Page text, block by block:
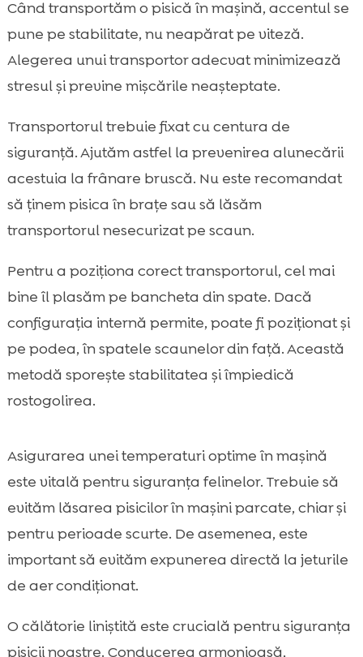
Când transportăm o pisică în mașină, accentul se
pune pe stabilitate, nu neapărat pe viteză.
Alegerea unui transportor adecvat minimizează
stresul și previne mișcările neașteptate.
Transportorul trebuie fixat cu centura de
siguranță. Ajutăm astfel la prevenirea alunecării
acestuia la frânare bruscă. Nu este recomandat
să ținem pisica în brațe sau să lăsăm
transportorul nesecurizat pe scaun.
Pentru a poziționa corect transportorul, cel mai
bine îl plasăm pe bancheta din spate. Dacă
configurația internă permite, poate fi poziționat și
pe podea, în spatele scaunelor din față. Această
metodă sporește stabilitatea și împiedică
rostogolirea.
Asigurarea unei temperaturi optime în mașină
este vitală pentru siguranța felinelor. Trebuie să
evităm lăsarea pisicilor în mașini parcate, chiar și
pentru perioade scurte. De asemenea, este
important să evităm expunerea directă la jeturile
de aer condiționat.
O călătorie liniștită este crucială pentru siguranța
pisicii noastre. Conducerea armonioasă,